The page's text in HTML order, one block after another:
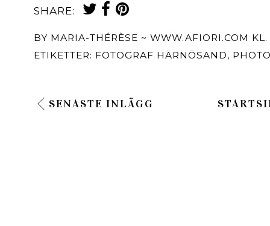
SHARE:
BY MARIA-THÉRÈSE ~ WWW.AFIORI.COM KL.
ETIKETTER: FOTOGRAF HÄRNÖSAND,
SENASTE INLÄGG